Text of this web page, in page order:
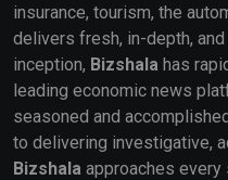
insurance, tourism, the
delivers fresh, in-depth,
inception, Bizshala has
leading economic news
seasoned and
to delivering investigative,
Bizshala approaches